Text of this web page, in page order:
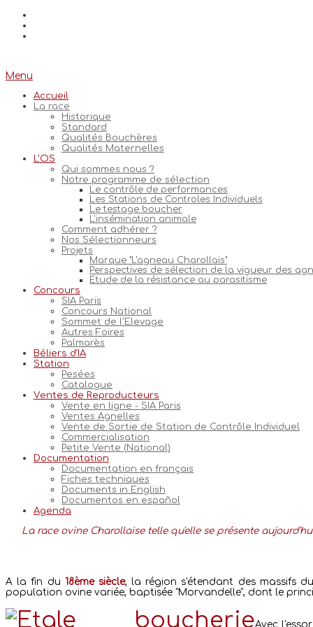
Menu
Accueil
La race
Historique
Standard
Qualités Bouchères
Qualités Maternelles
L'OS
Qui sommes nous ?
Notre programme de sélection
Le contrôle de performances
Les Stations de Controles Individuels
Le testage boucher
L'insémination animale
Comment adhérer ?
Nos Sélectionneurs
Projets
Marque "L'agneau Charollais"
Perspectives de sélection de la vigueur des
Etude de la résistance au parasitisme
Concours
SIA Paris
Concours National
Sommet de l'Elevage
Autres Foires
Palmarès
Béliers d'IA
Station
Pesées
Catalogue
Ventes de Reproducteurs
Vente en ligne - SIA Paris
Ventes Agnelles
Vente de Sortie de Station de Contrôle Individuel
Commercialisation
Petite Vente (National)
Documentation
Documentation en français
Fiches techniques
Documents in English
Documentos en español
Agenda
La race ovine Charollaise telle qu'elle se présente
A la fin du 18ème siècle, la région s'étendant des massifs
population ovine variée, baptisée "Morvandelle", dont le
Avec